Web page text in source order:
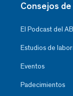
Consejos de
El Podcast del
Estudios de
Eventos
Padecimientos